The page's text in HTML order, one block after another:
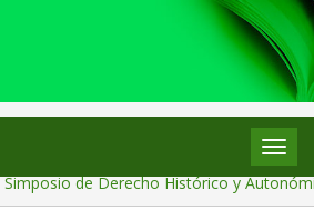
Simposio de Derecho Histórico y